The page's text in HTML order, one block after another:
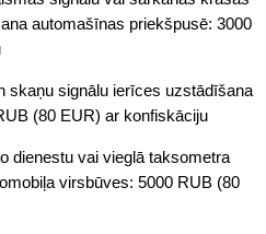
automašīnas priekšpusē: 3000
skaņu signālu ierīces uzstādīšana
(80 EUR) ar konfiskāciju
dienestu vai vieglā taksometra
virsbūves: 5000 RUB (80